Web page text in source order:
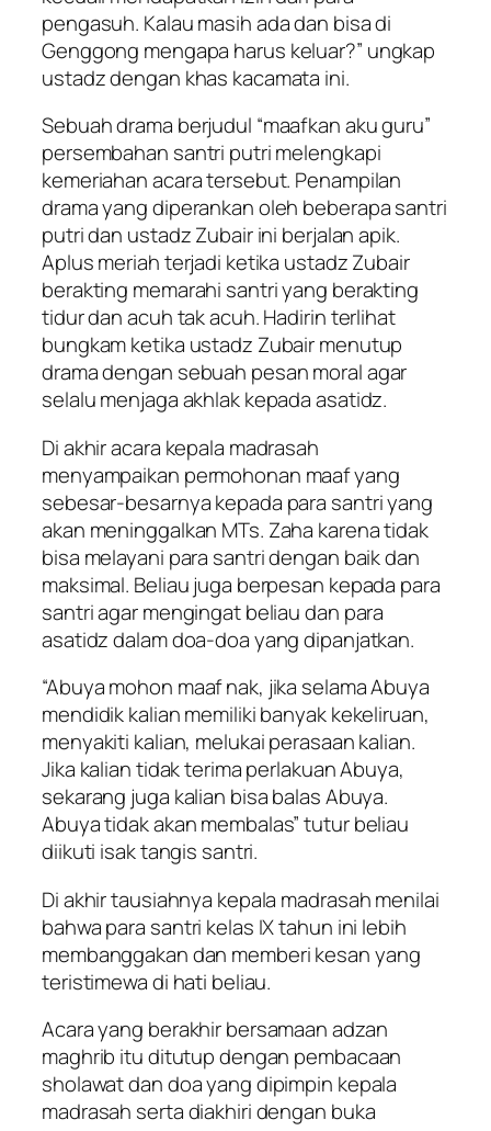
pengasuh. Kalau masih ada dan bisa di
Genggong mengapa harus keluar?” ungkap
ustadz dengan khas kacamata ini.
Sebuah drama berjudul “maafkan aku guru”
persembahan santri putri melengkapi
kemeriahan acara tersebut. Penampilan
drama yang diperankan oleh beberapa santri
putri dan ustadz Zubair ini berjalan apik.
Aplus meriah terjadi ketika ustadz Zubair
berakting memarahi santri yang berakting
tidur dan acuh tak acuh. Hadirin terlihat
bungkam ketika ustadz Zubair menutup
drama dengan sebuah pesan moral agar
selalu menjaga akhlak kepada asatidz.
Di akhir acara kepala madrasah
menyampaikan permohonan maaf yang
sebesar-besarnya kepada para santri yang
akan meninggalkan MTs. Zaha karena tidak
bisa melayani para santri dengan baik dan
maksimal. Beliau juga berpesan kepada para
santri agar mengingat beliau dan para
asatidz dalam doa-doa yang dipanjatkan.
“Abuya mohon maaf nak, jika selama Abuya
mendidik kalian memiliki banyak kekeliruan,
menyakiti kalian, melukai perasaan kalian.
Jika kalian tidak terima perlakuan Abuya,
sekarang juga kalian bisa balas Abuya.
Abuya tidak akan membalas” tutur beliau
diikuti isak tangis santri.
Di akhir tausiahnya kepala madrasah menilai
bahwa para santri kelas IX tahun ini lebih
membanggakan dan memberi kesan yang
teristimewa di hati beliau.
Acara yang berakhir bersamaan adzan
maghrib itu ditutup dengan pembacaan
sholawat dan doa yang dipimpin kepala
madrasah serta diakhiri dengan buka